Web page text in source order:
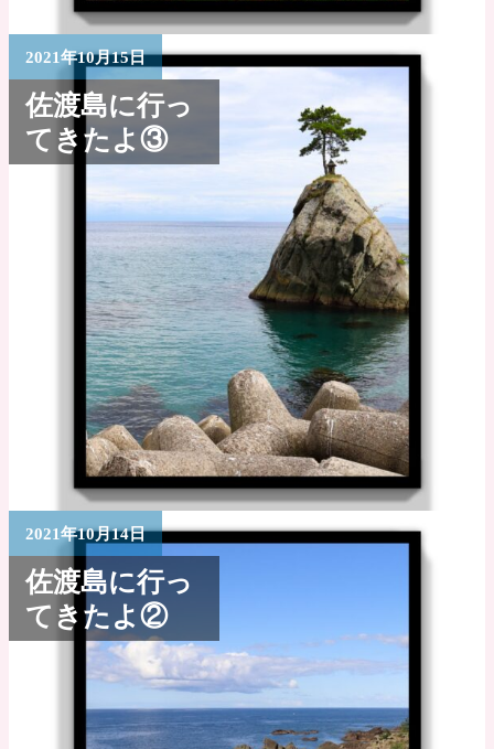
2021年10月15日
佐渡島に行っ
てきたよ③
2021年10月14日
佐渡島に行っ
てきたよ②